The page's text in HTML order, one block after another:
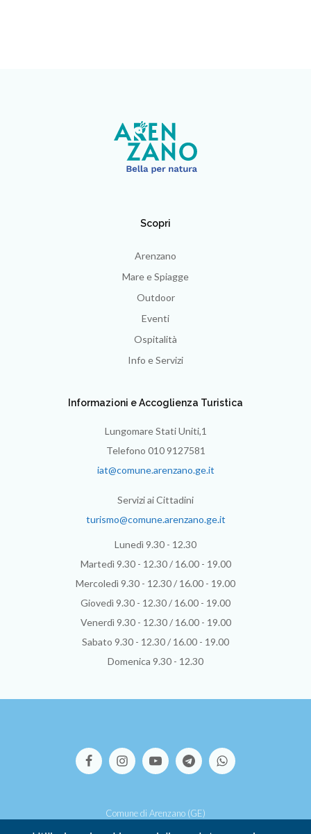
Scopri
Arenzano
Mare e Spiagge
Outdoor
Eventi
Ospitalità
Info e Servizi
Informazioni e Accoglienza Turistica
Lungomare Stati Uniti,1
Telefono 010 9127581
iat@comune.arenzano.ge.it
Servizi ai Cittadini
turismo@comune.arenzano.ge.it
Lunedì 9.30 - 12.30
Martedì 9.30 - 12.30 / 16.00 - 19.00
Mercoledì 9.30 - 12.30 / 16.00 - 19.00
Giovedì 9.30 - 12.30 / 16.00 - 19.00
Venerdì 9.30 - 12.30 / 16.00 - 19.00
Sabato 9.30 - 12.30 / 16.00 - 19.00
Domenica 9.30 - 12.30
Comune di Arenzano (GE)